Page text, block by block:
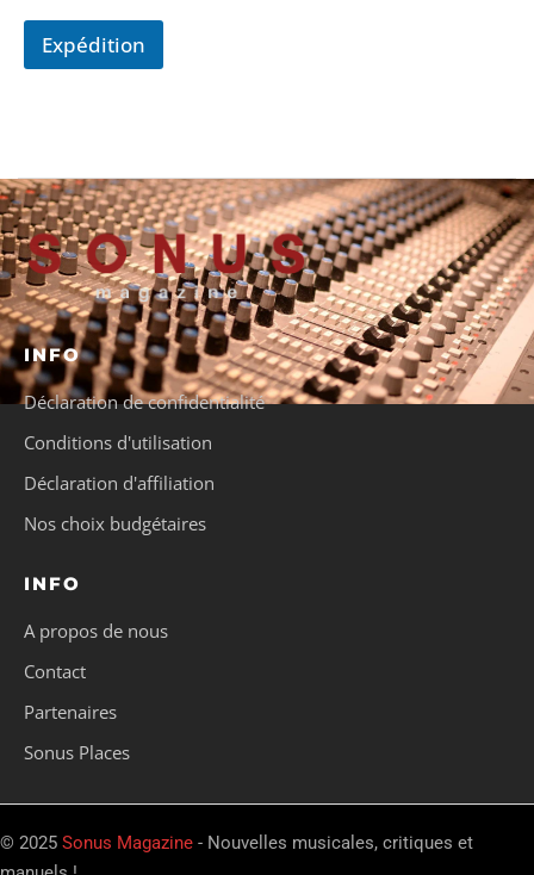
Expédition
INFO
Déclaration de confidentialité
Conditions d'utilisation
Déclaration d'affiliation
Nos choix budgétaires
INFO
A propos de nous
Contact
Partenaires
Sonus Places
© 2025 Sonus Magazine - Nouvelles musicales, critiques et